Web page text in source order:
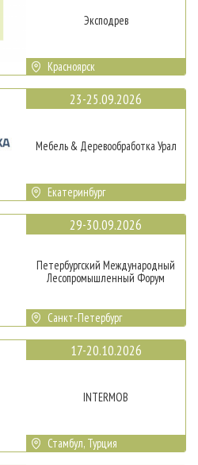
Эксподрев
Красноярск
23-25.09.2026
Мебель & Деревообработка Урал
Екатеринбург
29-30.09.2026
Петербургский Международный
Лесопромышленный Форум
Санкт-Петербург
17-20.10.2026
INTERMOB
Стамбул, Турция